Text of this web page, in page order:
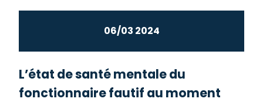
06/03 2024
L’état de santé mentale du
fonctionnaire fautif au moment